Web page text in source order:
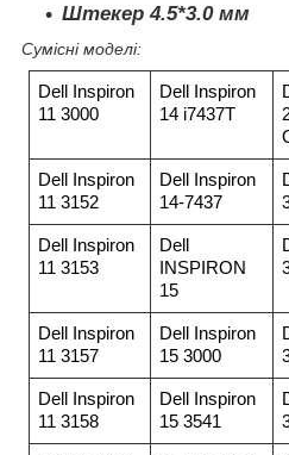
Штекер 4.5*3.0 мм
Сумісні моделі:
Dell Inspiron
11 3000
Dell Inspiron
14 i7437T
Dell Inspiron
11 3152
Dell Inspiron
14-7437
Dell Inspiron
11 3153
Dell
INSPIRON
15
Dell Inspiron
11 3157
Dell Inspiron
15 3000
Dell Inspiron
11 3158
Dell Inspiron
15 3541